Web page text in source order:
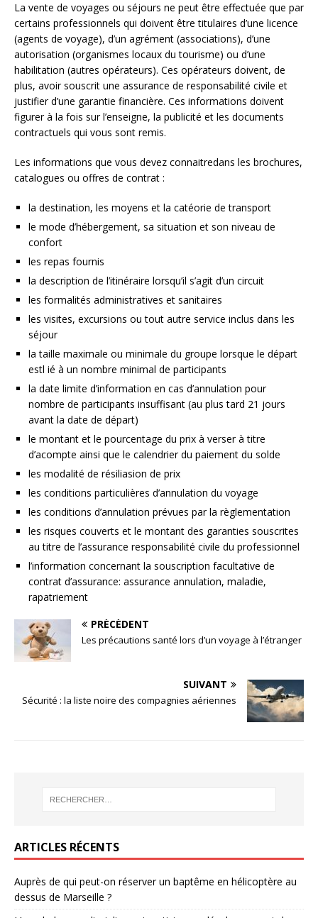
La vente de voyages ou séjours ne peut être effectuée que par
certains professionnels qui doivent être titulaires d’une licence
(agents de voyage), d’un agrément (associations), d’une
autorisation (organismes locaux du tourisme) ou d’une
habilitation (autres opérateurs). Ces opérateurs doivent, de
plus, avoir souscrit une assurance de responsabilité civile et
justifier d’une garantie financière. Ces informations doivent
figurer à la fois sur l’enseigne, la publicité et les documents
contractuels qui vous sont remis.
Les informations que vous devez connaitredans les brochures,
catalogues ou offres de contrat :
la destination, les moyens et la catéorie de transport
le mode d’hébergement, sa situation et son niveau de
confort
les repas fournis
la description de l’itinéraire lorsqu’il s’agit d’un circuit
les formalités administratives et sanitaires
les visites, excursions ou tout autre service inclus dans les
séjour
la taille maximale ou minimale du groupe lorsque le départ
estl ié à un nombre minimal de participants
la date limite d’information en cas d’annulation pour
nombre de participants insuffisant (au plus tard 21 jours
avant la date de départ)
le montant et le pourcentage du prix à verser à titre
d’acompte ainsi que le calendrier du paiement du solde
les modalité de résiliasion de prix
les conditions particulières d’annulation du voyage
les conditions d’annulation prévues par la règlementation
les risques couverts et le montant des garanties souscrites
au titre de l’assurance responsabilité civile du professionnel
l’information concernant la souscription facultative de
contrat d’assurance: assurance annulation, maladie,
rapatriement
PRÉCÉDENT
Les précautions santé lors d’un voyage à l’étranger
SUIVANT
Sécurité : la liste noire des compagnies aériennes
ARTICLES RÉCENTS
Auprès de qui peut-on réserver un baptême en hélicoptère au
dessus de Marseille ?